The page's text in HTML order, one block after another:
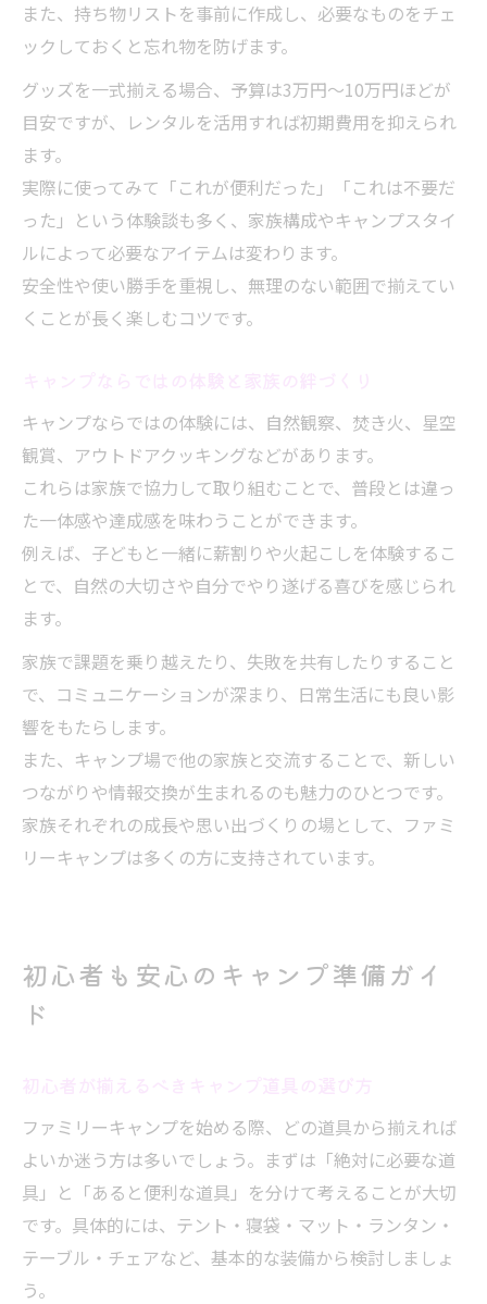
また、持ち物リストを事前に作成し、必要なものをチェ
ックしておくと忘れ物を防げます。
グッズを一式揃える場合、予算は3万円～10万円ほどが
目安ですが、レンタルを活用すれば初期費用を抑えられ
ます。
実際に使ってみて「これが便利だった」「これは不要だ
った」という体験談も多く、家族構成やキャンプスタイ
ルによって必要なアイテムは変わります。
安全性や使い勝手を重視し、無理のない範囲で揃えてい
くことが長く楽しむコツです。
キャンプならではの体験には、自然観察、焚き火、星空
観賞、アウトドアクッキングなどがあります。
これらは家族で協力して取り組むことで、普段とは違っ
た一体感や達成感を味わうことができます。
例えば、子どもと一緒に薪割りや火起こしを体験するこ
とで、自然の大切さや自分でやり遂げる喜びを感じられ
ます。
家族で課題を乗り越えたり、失敗を共有したりすること
で、コミュニケーションが深まり、日常生活にも良い影
響をもたらします。
また、キャンプ場で他の家族と交流することで、新しい
つながりや情報交換が生まれるのも魅力のひとつです。
家族それぞれの成長や思い出づくりの場として、ファミ
リーキャンプは多くの方に支持されています。
初心者も安心のキャンプ準備ガイ
ド
ファミリーキャンプを始める際、どの道具から揃えれば
よいか迷う方は多いでしょう。まずは「絶対に必要な道
具」と「あると便利な道具」を分けて考えることが大切
です。具体的には、テント・寝袋・マット・ランタン・
テーブル・チェアなど、基本的な装備から検討しましょ
う。